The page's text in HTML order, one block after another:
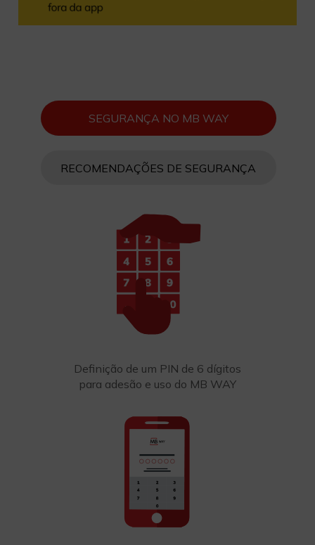
SEGURANÇA NO MB WAY
RECOMENDAÇÕES DE SEGURANÇA
Definição de um PIN de 6 dígitos
para adesão e uso do MB WAY